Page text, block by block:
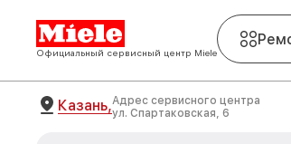
Официальный сервисный центр Miele
Казань,Адрес сервисного центра
ул. Спартаковская, 6